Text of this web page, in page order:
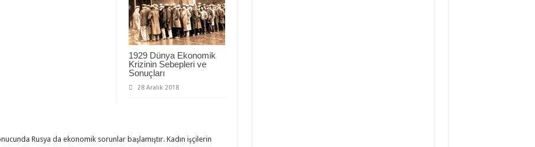
1929 Dünya Ekonomik
Krizinin Sebepleri ve
Sonuçları
28 Aralık 2018
Rusya da ekonomik sorunlar başlamıştır. Kadın işçilerin